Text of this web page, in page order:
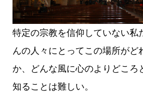
特定の宗教を信仰していない私
んの人々にとってこの場所がど
か、どんな風に心のよりどころ
知ることは難しい。